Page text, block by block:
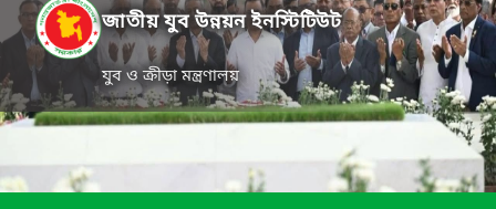
জাতীয় যুব উন্নয়ন ইনস্টিটিউট
যুব ও ক্রীড়া মন্ত্রণালয়